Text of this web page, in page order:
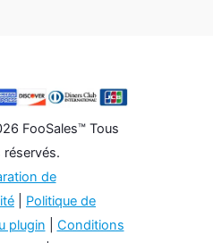
FooSales™ Tous
de
Politique de
plugin
Conditions